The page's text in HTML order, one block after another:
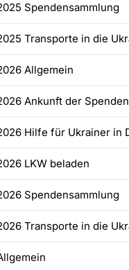
Spendensammlung
Transporte in die
Allgemein
Ankunft der
Hilfe für Ukrainer in
LKW beladen
Spendensammlung
Transporte in die